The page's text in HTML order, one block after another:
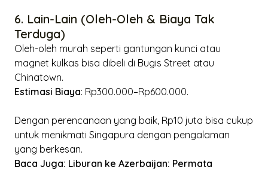
6. Lain-Lain (Oleh-Oleh & Biaya Tak
Terduga)
Oleh-oleh murah seperti gantungan kunci atau
magnet kulkas bisa dibeli di Bugis Street atau
Chinatown.
Estimasi Biaya: Rp300.000–Rp600.000.
Dengan perencanaan yang baik, Rp10 juta bisa cukup
untuk menikmati Singapura dengan pengalaman
yang berkesan.
Baca Juga: Liburan ke Azerbaijan: Permata